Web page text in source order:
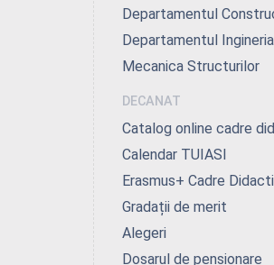
Departamentul
Departamentul
Mecanica Structurilor
DECANAT
Catalog online cadre
Calendar TUIASI
Erasmus+ Cadre
Gradații de merit
Alegeri
Dosarul de pensionare